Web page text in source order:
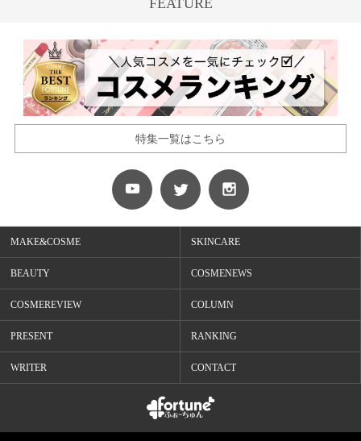
特集一覧はこちら
MAKE&COSME SKINCARE
BEAUTY COSMENEWS
COSMEREVIEW COLUMN
PRESENT RANKING
WRITER CONTACT